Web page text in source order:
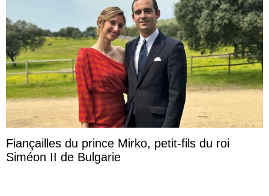
Fiançailles du prince Mirko, petit-fils du roi
Siméon II de Bulgarie